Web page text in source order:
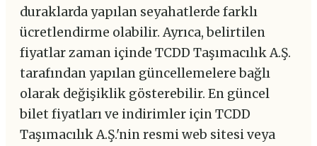
duraklarda yapılan seyahatlerde farklı
ücretlendirme olabilir. Ayrıca, belirtilen
fiyatlar zaman içinde TCDD Taşımacılık A.Ş.
tarafından yapılan güncellemelere bağlı
olarak değişiklik gösterebilir. En güncel
bilet fiyatları ve indirimler için TCDD
Taşımacılık A.Ş.'nin resmi web sitesi veya